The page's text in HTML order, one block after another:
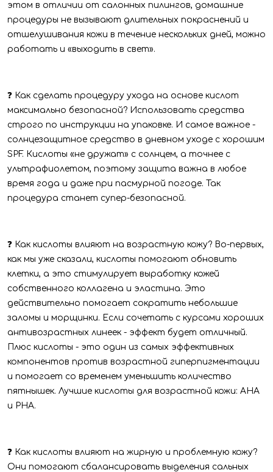
этом в отличии от салонных пилингов, домашние
процедуры не вызывают длительных покраснений и
отшелушивания кожи в течение нескольких дней, можно
работать и «выходить в свет».
❓ Как сделать процедуру ухода на основе кислот
максимально безопасной? Использовать средства
строго по инструкции на упаковке. И самое важное -
солнцезащитное средство в дневном уходе с хорошим
SPF. Кислоты «не дружат» с солнцем, а точнее с
ультрафиолетом, поэтому защита важна в любое
время года и даже при пасмурной погоде. Так
процедура станет супер-безопасной.
❓ Как кислоты влияют на возрастную кожу? Во-первых,
как мы уже сказали, кислоты помогают обновить
клетки, а это стимулирует выработку кожей
собственного коллагена и эластина. Это
действительно помогает сократить небольшие
заломы и морщинки. Если сочетать с курсами хороших
антивозрастных линеек - эффект будет отличный.
Плюс кислоты - это один из самых эффективных
компонентов против возрастной гиперпигментации
и помогает со временем уменьшить количество
пятнышек. Лучшие кислоты для возрастной кожи: AHA
и PHA.
❓ Как кислоты влияют на жирную и проблемную кожу?
Они помогают сбалансировать выделения сальных